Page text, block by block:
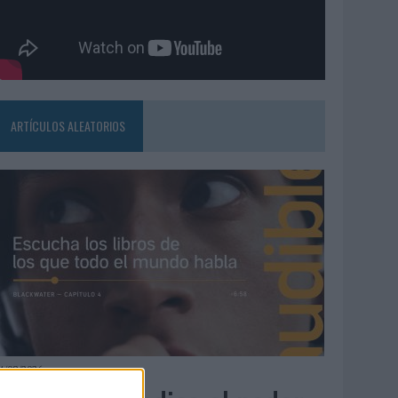
ARTÍCULOS ALEATORIOS
08/2026